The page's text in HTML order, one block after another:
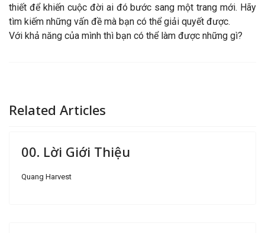
thiết để khiến cuộc đời ai đó bước sang một trang mới. Hãy
tìm kiếm những vấn đề mà bạn có thể giải quyết được.
Với khả năng của mình thì bạn có thể làm được những gì?
Related Articles
00. Lời Giới Thiệu
Quang Harvest